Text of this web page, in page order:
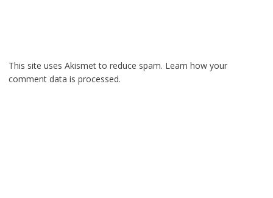
This site uses Akismet to reduce spam. Learn how your
comment data is processed.